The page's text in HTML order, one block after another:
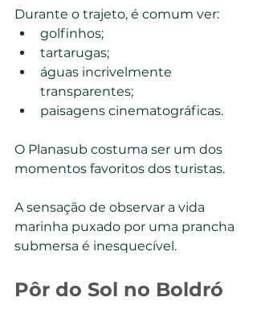
Durante o trajeto, é comum ver:
golfinhos;
tartarugas;
águas incrivelmente
transparentes;
paisagens cinematográficas.
O Planasub costuma ser um dos
momentos favoritos dos turistas.
A sensação de observar a vida
marinha puxado por uma prancha
submersa é inesquecível.
Pôr do Sol no Boldró